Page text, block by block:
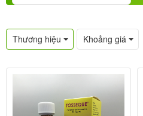
Thương hiệu Khoảng giá